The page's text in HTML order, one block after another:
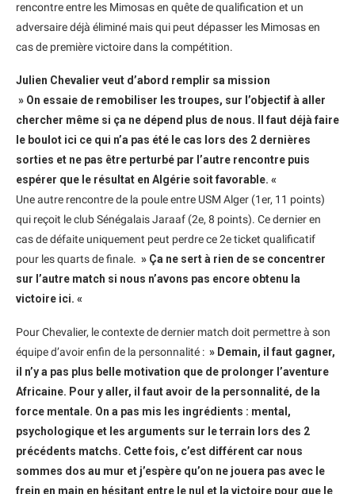
rencontre entre les Mimosas en quête de qualification et un
adversaire déjà éliminé mais qui peut dépasser les Mimosas en
cas de première victoire dans la compétition.
Julien Chevalier veut d’abord remplir sa mission
» On essaie de remobiliser les troupes, sur l’objectif à aller
chercher même si ça ne dépend plus de nous. Il faut déjà faire
le boulot ici ce qui n’a pas été le cas lors des 2 dernières
sorties et ne pas être perturbé par l’autre rencontre puis
espérer que le résultat en Algérie soit favorable. «
Une autre rencontre de la poule entre USM Alger (1er, 11 points)
qui reçoit le club Sénégalais Jaraaf (2e, 8 points). Ce dernier en
cas de défaite uniquement peut perdre ce 2e ticket qualificatif
pour les quarts de finale. » Ça ne sert à rien de se concentrer
sur l’autre match si nous n’avons pas encore obtenu la
victoire ici. «
Pour Chevalier, le contexte de dernier match doit permettre à son
équipe d’avoir enfin de la personnalité : » Demain, il faut gagner,
il n’y a pas plus belle motivation que de prolonger l’aventure
Africaine. Pour y aller, il faut avoir de la personnalité, de la
force mentale. On a pas mis les ingrédients : mental,
psychologique et les arguments sur le terrain lors des 2
précédents matchs. Cette fois, c’est différent car nous
sommes dos au mur et j’espère qu’on ne jouera pas avec le
frein en main en hésitant entre le nul et la victoire pour que le